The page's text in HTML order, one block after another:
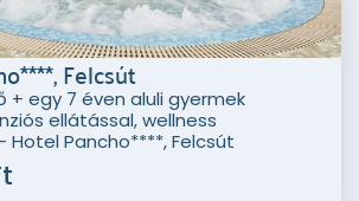
Felcsút
+ egy 7 éven aluli gyermek
ellátással, wellness
Pancho****, Felcsút